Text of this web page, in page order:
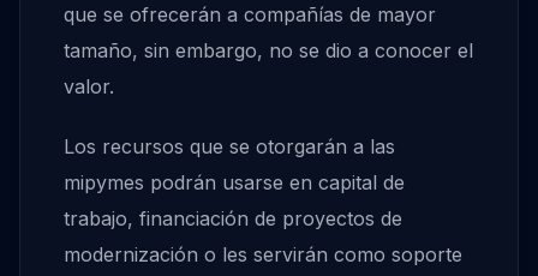
que se ofrecerán a compañías de mayor
tamaño, sin embargo, no se dio a conocer el
valor.
Los recursos que se otorgarán a las
mipymes podrán usarse en capital de
trabajo, financiación de proyectos de
modernización o les servirán como soporte